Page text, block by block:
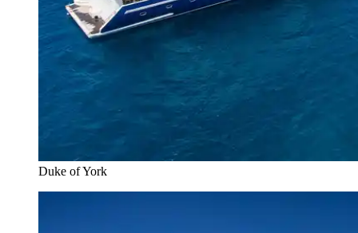
Duke of York